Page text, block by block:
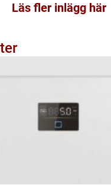
Läs fler inlägg här